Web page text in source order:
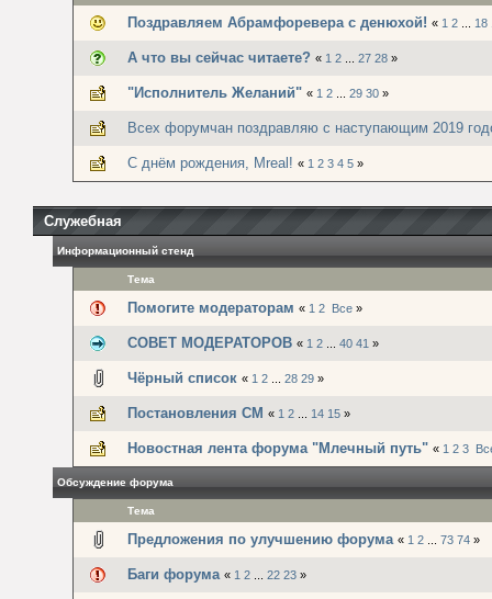
Поздравляем Абрамфоревера с денюхой! « 1 2 18
А что вы сейчас читаете? « 1 2 27 28 »
"Исполнитель Желаний" « 1 2 29 30 »
Всех форумчан поздравляю с наступающим 2019
С днём рождения, Mreal! « 1 2 3 4 5 »
Служебная
Информационный стенд
Тема
Помогите модераторам « 1 2 Все »
СОВЕТ МОДЕРАТОРОВ « 1 2 40 41 »
Чёрный список « 1 2 28 29 »
Постановления СМ « 1 2 14 15 »
Новостная лента форума "Млечный путь" « 1 2 3
Обсуждение форума
Тема
Предложения по улучшению форума « 1 2 73 74 »
Баги форума « 1 2 22 23 »